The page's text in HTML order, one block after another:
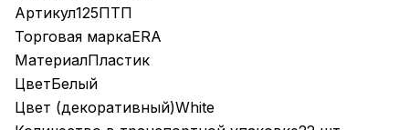
Артикул125ПТП
Торговая маркаERA
МатериалПластик
ЦветБелый
Цвет (декоративный)White